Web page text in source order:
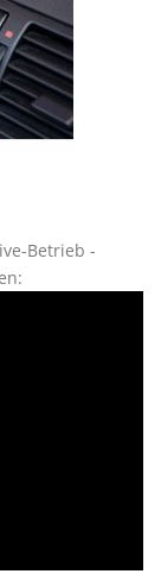
Betrieb -